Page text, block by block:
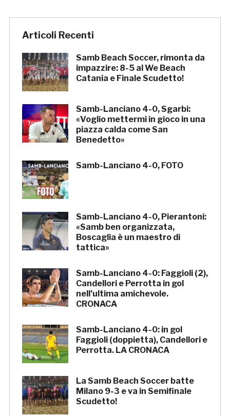
Articoli Recenti
Samb Beach Soccer, rimonta da
impazzire: 8-5 al We Beach
Catania e Finale Scudetto!
Samb-Lanciano 4-0, Sgarbi:
«Voglio mettermi in gioco in una
piazza calda come San
Benedetto»
Samb-Lanciano 4-0, FOTO
Samb-Lanciano 4-0, Pierantoni:
«Samb ben organizzata,
Boscaglia è un maestro di
tattica»
Samb-Lanciano 4-0: Faggioli (2),
Candellori e Perrotta in gol
nell’ultima amichevole.
CRONACA
Samb-Lanciano 4-0: in gol
Faggioli (doppietta), Candellori e
Perrotta. LA CRONACA
La Samb Beach Soccer batte
Milano 9-3 e va in Semifinale
Scudetto!